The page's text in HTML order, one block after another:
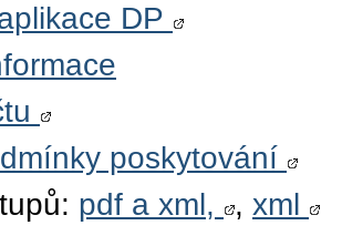
DP
poskytování
pdf a xml, , xml